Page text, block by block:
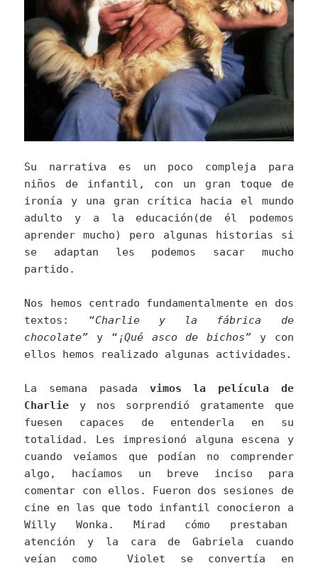
Su narrativa es un poco compleja para
niños de infantil, con un gran toque de
ironía y una gran crítica hacia el mundo
adulto y a la educación(de él podemos
aprender mucho) pero algunas historias si
se adaptan les podemos sacar mucho
partido.
Nos hemos centrado fundamentalmente en dos
textos: “Charlie y la fábrica de
chocolate” y “ ¡Qué asco de bichos” y con
ellos hemos realizado algunas actividades.
La semana pasada vimos la película de
Charlie y nos sorprendió gratamente que
fuesen capaces de entenderla en su
totalidad. Les impresionó alguna escena y
cuando veíamos que podían no comprender
algo, hacíamos un breve inciso para
comentar con ellos. Fueron dos sesiones de
cine en las que todo infantil conocieron a
Willy Wonka. Mirad cómo prestaban
atención y la cara de Gabriela cuando
veían como Violet se convertía en